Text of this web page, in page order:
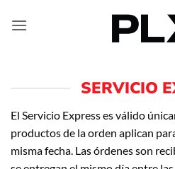
SERVICIO
El Servicio Express es válido
productos de la orden aplican
misma fecha. Las órdenes son